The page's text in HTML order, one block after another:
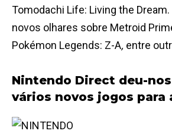
Tomodachi Life: Living the
novos olhares sobre Metroid
Pokémon Legends: Z-A, entre
Nintendo Direct deu-
vários novos jogos para